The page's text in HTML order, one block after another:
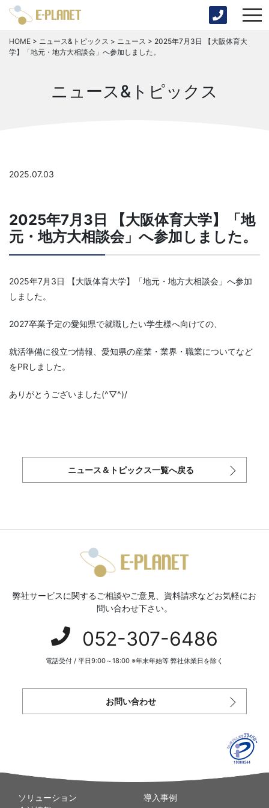
HOME > ニュース&トピックス > ニュース > 2025年7月3日 【大阪体育大
学】「地元・地方大相談会」へ参加しました。
ニュース&トピックス
2025.07.03
2025年7月3日 【大阪体育大学】「地
元・地方大相談会」へ参加しました。
2025年7月3日 【大阪体育大学】「地元・地方大相談会」へ参加
しました。
2027卒業予定の愛知県で就職したい学生様へ向けての、
就活準備に役立つ情報、愛知県の産業・業界・職業についてなど
をPRしました。
ありがとうございました(^▽^)/
ニュース＆トピックス一覧へ戻る
弊社サービスに関するご相談やご意見、資料請求などお気軽にお
問い合わせ下さい。
052-307-6486
電話受付 / 平日9:00～18:00 ※年末年始等 弊社休業日を除く
お問い合わせ
ソリューション
導入事例